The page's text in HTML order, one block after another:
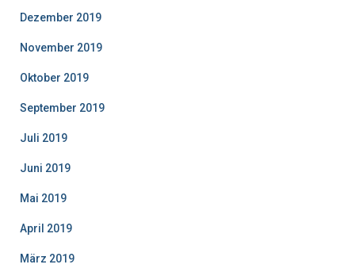
Dezember 2019
November 2019
Oktober 2019
September 2019
Juli 2019
Juni 2019
Mai 2019
April 2019
März 2019